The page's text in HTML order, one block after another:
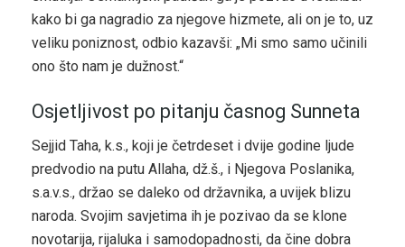
kako bi ga nagradio za njegove hizmete, ali on je to, uz
veliku poniznost, odbio kazavši: „Mi smo samo učinili
ono što nam je dužnost.“
Osjetljivost po pitanju časnog Sunneta
Sejjid Taha, k.s., koji je četrdeset i dvije godine ljude
predvodio na putu Allaha, dž.š., i Njegova Poslanika,
s.a.v.s., držao se daleko od državnika, a uvijek blizu
naroda. Svojim savjetima ih je pozivao da se klone
novotarija, rijaluka i samodopadnosti, da čine dobra